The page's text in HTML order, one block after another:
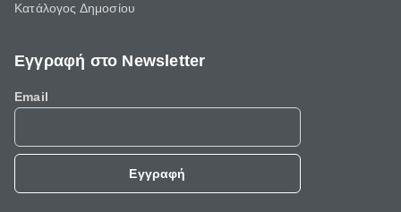
Κατάλογος Δημοσίου
Εγγραφή στο Newsletter
Email
Εγγραφή